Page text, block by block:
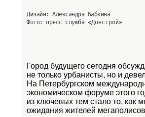
Дизайн: Александра Бабкина
Фото: пресс-слуюба «Донстрой»
Город будущего сегодня
не только урбанисты, но и
На Петербургском
экономическом форуме этого
из ключевых тем стало то, как
ожидания жителей